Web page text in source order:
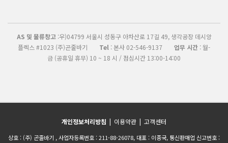
AS 및 물류창고:우)04799 서울시 성동구 아차산로 17길 49, 생각공장 데시앙
플렉스 #1023 (주)곤줄바기
Tel : 본사 02-546-9137 업무 시간 : 월-
금 (공휴일 휴무) 10 ~ 18 시 / 점심시간 13:00-14:00
개인정보처리방침 이용약관 고객센터
상호 : (주) 곤줄바기 , 사업자등록번호 : 211-88-26078, 대표 : 이종국, 통신판매업 신고번호 :